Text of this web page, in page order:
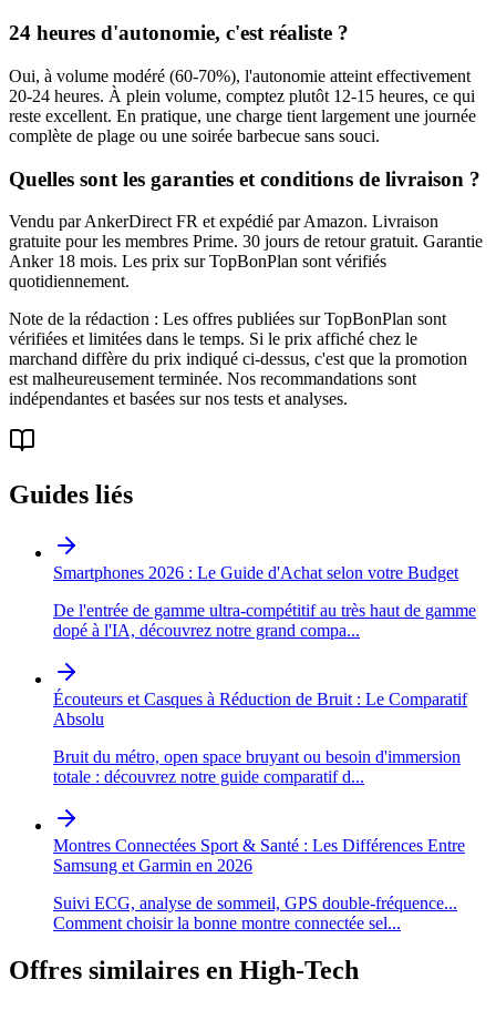
24 heures d'autonomie, c'est réaliste ?
Oui, à volume modéré (60-70%), l'autonomie atteint effectivement
20-24 heures. À plein volume, comptez plutôt 12-15 heures, ce qui
reste excellent. En pratique, une charge tient largement une journée
complète de plage ou une soirée barbecue sans souci.
Quelles sont les garanties et conditions de livraison ?
Vendu par AnkerDirect FR et expédié par Amazon. Livraison
gratuite pour les membres Prime. 30 jours de retour gratuit. Garantie
Anker 18 mois. Les prix sur TopBonPlan sont vérifiés
quotidiennement.
Note de la rédaction : Les offres publiées sur TopBonPlan sont
vérifiées et limitées dans le temps. Si le prix affiché chez le
marchand diffère du prix indiqué ci-dessus, c'est que la promotion
est malheureusement terminée. Nos recommandations sont
indépendantes et basées sur nos tests et analyses.
Guides liés
Smartphones 2026 : Le Guide d'Achat selon votre Budget
De l'entrée de gamme ultra-compétitif au très haut de gamme
dopé à l'IA, découvrez notre grand compa...
Écouteurs et Casques à Réduction de Bruit : Le Comparatif
Absolu
Bruit du métro, open space bruyant ou besoin d'immersion
totale : découvrez notre guide comparatif d...
Montres Connectées Sport & Santé : Les Différences Entre
Samsung et Garmin en 2026
Suivi ECG, analyse de sommeil, GPS double-fréquence...
Comment choisir la bonne montre connectée sel...
Offres similaires en High-Tech